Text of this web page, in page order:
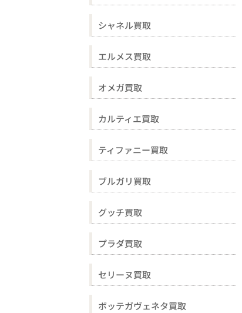
シャネル買取
エルメス買取
オメガ買取
カルティエ買取
ティファニー買取
ブルガリ買取
グッチ買取
プラダ買取
セリーヌ買取
ボッテガヴェネタ買取